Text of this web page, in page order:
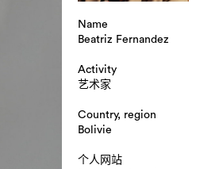
Name
Beatriz Fernandez
Activity
艺术家
Country, region
Bolivie
个人网站